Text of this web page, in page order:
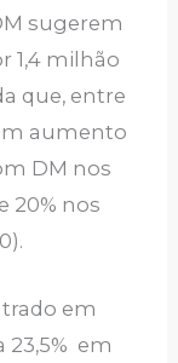
sugerem
1,4 milhão
que, entre
aumento
DM nos
20% nos
em
23,5% em